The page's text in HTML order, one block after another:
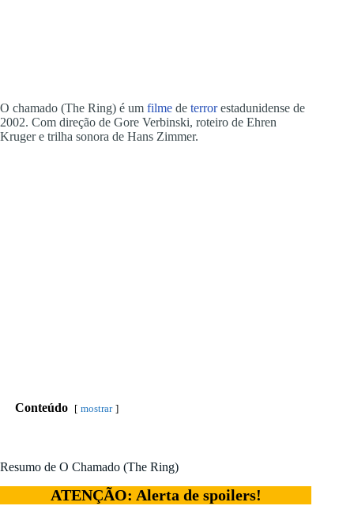
O chamado (The Ring) é um filme de terrorestadunidense de
2002. Com direção de Gore Verbinski, roteiro de Ehren
Kruger e trilha sonora de Hans Zimmer.
Conteúdo mostrar
Resumo de O Chamado (The Ring)
ATENÇÃO: Alerta de spoilers!